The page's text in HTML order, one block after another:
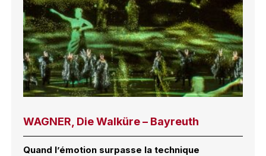
WAGNER, Die Walküre – Bayreuth
Quand l’émotion surpasse la technique